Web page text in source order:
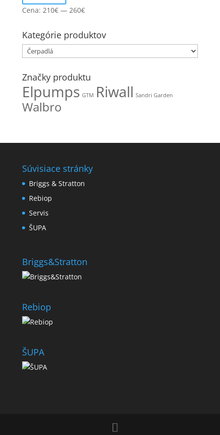
Cena: 210€— 260€
Kategórie produktov
Značky produktu
Elpumps GTM Riwall Sandri Garden
Walbro
Súvisiace stránky
Briggs & Stratton
Rebiop
Servis
ŠUPA
Briggs&Stratton
Rebiop
ŠUPA